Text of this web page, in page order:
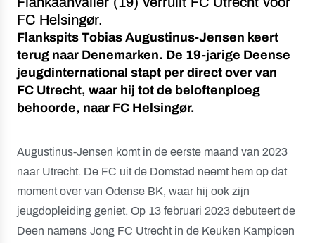
FC Helsingør.
Flankspits Tobias Augustinus-Jensen keert
terug naar Denemarken. De 19-jarige Deense
jeugdinternational stapt per direct over van
FC Utrecht, waar hij tot de beloftenploeg
behoorde, naar FC Helsingør.
Augustinus-Jensen komt in de eerste maand van 2023
naar Utrecht. De FC uit de Domstad neemt hem op dat
moment over van Odense BK, waar hij ook zijn
jeugdopleiding geniet. Op 13 februari 2023 debuteert de
Deen namens Jong FC Utrecht in de Keuken Kampioen